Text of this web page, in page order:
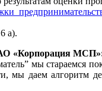
а).
АО «Корпорация
мы стараемся
мы даем алгоритм